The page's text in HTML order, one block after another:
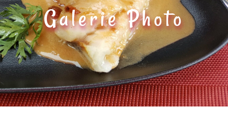
Galerie Photo